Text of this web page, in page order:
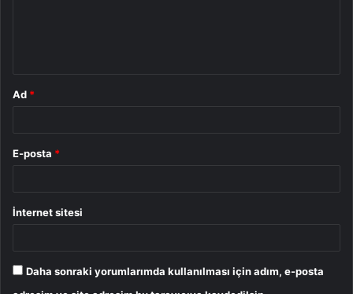
Ad *
E-posta *
İnternet sitesi
Daha sonraki yorumlarımda kullanılması için adım, e-posta